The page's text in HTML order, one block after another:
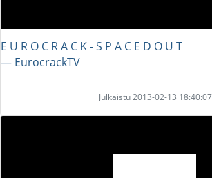
E U R O C R A C K - S P A C E D O U T
― EurocrackTV
Julkaistu 2013-02-13